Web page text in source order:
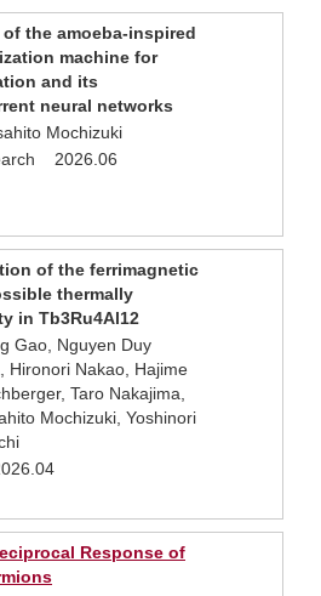
the amoeba-inspired
machine for
and its
neural networks
Mochizuki
2026.06
of the ferrimagnetic
thermally
in Tb3Ru4Al12
Gao, Nguyen Duy
Hironori Nakao, Hajime
Taro Nakajima,
Mochizuki, Yoshinori
Response of